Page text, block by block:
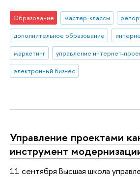
Образование мастер-классы
дополнительное образование
маркетинг
управление интернет-
электронный бизнес
Управление проектами
инструмент
11 сентября Высшая школа